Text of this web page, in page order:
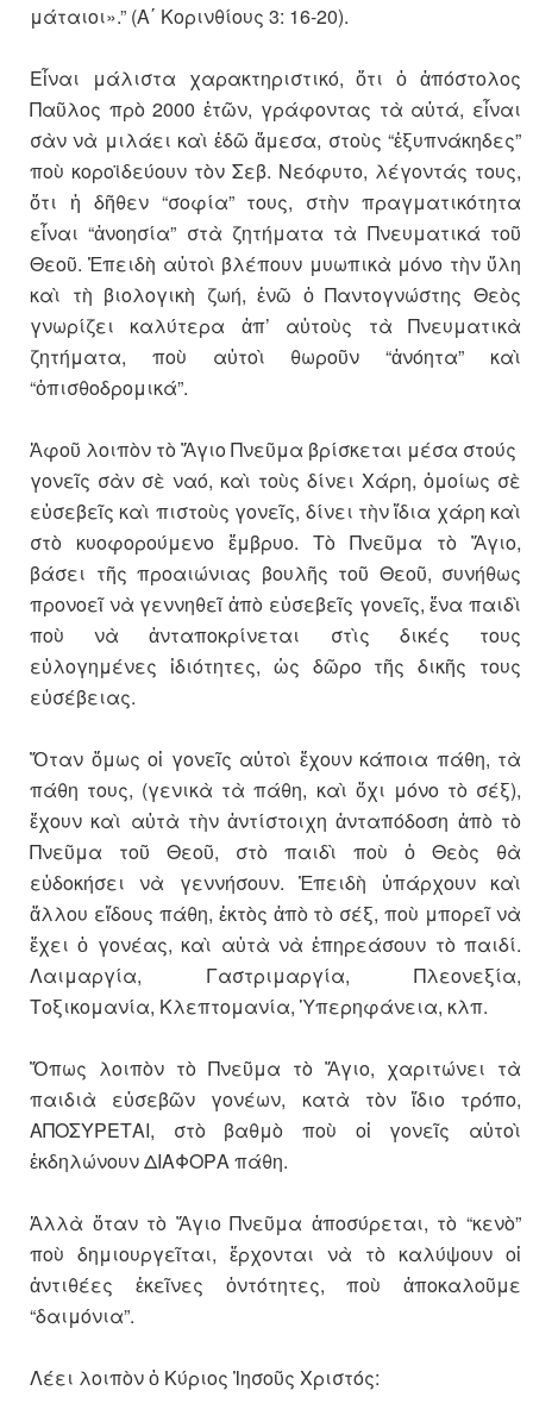
μάταιοι».” (Α΄ Κορινθίους 3: 16-20).
Εἶναι μάλιστα χαρακτηριστικό, ὅτι ὁ ἀπόστολος
Παῦλος πρὸ 2000 ἐτῶν, γράφοντας τὰ αὐτά, εἶναι
σὰν νὰ μιλάει καὶ ἐδῶ ἄμεσα, στοὺς “ἐξυπνάκηδες”
ποὺ κοροϊδεύουν τὸν Σεβ. Νεόφυτο, λέγοντάς τους,
ὅτι ἡ δῆθεν “σοφία” τους, στὴν πραγματικότητα
εἶναι “ἀνοησία” στὰ ζητήματα τὰ Πνευματικά τοῦ
Θεοῦ. Ἐπειδὴ αὐτοὶ βλέπουν μυωπικὰ μόνο τὴν ὕλη
καὶ τὴ βιολογικὴ ζωή, ἐνῶ ὁ Παντογνώστης Θεὸς
γνωρίζει καλύτερα ἀπ’ αὐτοὺς τὰ Πνευματικὰ
ζητήματα, ποὺ αὐτοὶ θωροῦν “ἀνόητα” καὶ
“ὀπισθοδρομικά”.
Ἀφοῦ λοιπὸν τὸ Ἅγιο Πνεῦμα βρίσκεται μέσα στούς
γονεῖς σὰν σὲ ναό, καὶ τοὺς δίνει Χάρη, ὁμοίως σὲ
εὐσεβεῖς καὶ πιστοὺς γονεῖς, δίνει τὴν ἴδια χάρη καὶ
στὸ κυοφορούμενο ἔμβρυο. Τὸ Πνεῦμα τὸ Ἅγιο,
βάσει τῆς προαιώνιας βουλῆς τοῦ Θεοῦ, συνήθως
προνοεῖ νὰ γεννηθεῖ ἀπὸ εὐσεβεῖς γονεῖς, ἕνα παιδὶ
ποὺ νὰ ἀνταποκρίνεται στὶς δικές τους
εὐλογημένες ἰδιότητες, ὡς δῶρο τῆς δικῆς τους
εὐσέβειας.
Ὅταν ὅμως οἱ γονεῖς αὐτοὶ ἔχουν κάποια πάθη, τὰ
πάθη τους, (γενικὰ τὰ πάθη, καὶ ὄχι μόνο τὸ σέξ),
ἔχουν καὶ αὐτὰ τὴν ἀντίστοιχη ἀνταπόδοση ἀπὸ τὸ
Πνεῦμα τοῦ Θεοῦ, στὸ παιδὶ ποὺ ὁ Θεὸς θὰ
εὐδοκήσει νὰ γεννήσουν. Ἐπειδὴ ὑπάρχουν καὶ
ἄλλου εἴδους πάθη, ἐκτὸς ἀπὸ τὸ σέξ, ποὺ μπορεῖ νὰ
ἔχει ὁ γονέας, καὶ αὐτὰ νὰ ἐπηρεάσουν τὸ παιδί.
Λαιμαργία, Γαστριμαργία, Πλεονεξία,
Τοξικομανία, Κλεπτομανία, Ὑπερηφάνεια, κλπ.
Ὅπως λοιπὸν τὸ Πνεῦμα τὸ Ἅγιο, χαριτώνει τὰ
παιδιὰ εὐσεβῶν γονέων, κατὰ τὸν ἴδιο τρόπο,
ΑΠΟΣΥΡΕΤΑΙ, στὸ βαθμὸ ποὺ οἱ γονεῖς αὐτοὶ
ἐκδηλώνουν ΔΙΑΦΟΡΑ πάθη.
Ἀλλὰ ὅταν τὸ Ἅγιο Πνεῦμα ἀποσύρεται, τὸ “κενὸ”
ποὺ δημιουργεῖται, ἔρχονται νὰ τὸ καλύψουν οἱ
ἀντιθέες ἐκεῖνες ὀντότητες, ποὺ ἀποκαλοῦμε
“δαιμόνια”.
Λέει λοιπὸν ὁ Κύριος Ἰησοῦς Χριστός: